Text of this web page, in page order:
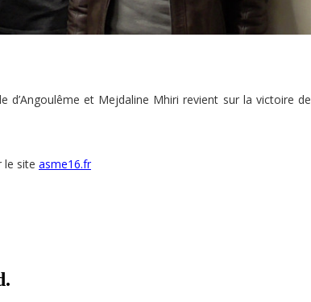
d’Angoulême et Mejdaline Mhiri revient sur la victoire de
le site asme16.fr